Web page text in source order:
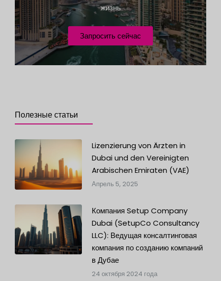
жизнь
Запросить сейчас
Полезные статьи
Lizenzierung von Ärzten in
Dubai und den Vereinigten
Arabischen Emiraten (VAE)
Апрель 5, 2025
Компания Setup Company
Dubai (SetupCo Consultancy
LLC): Ведущая консалтинговая
компания по созданию компаний
в Дубае
24 октября 2024 года